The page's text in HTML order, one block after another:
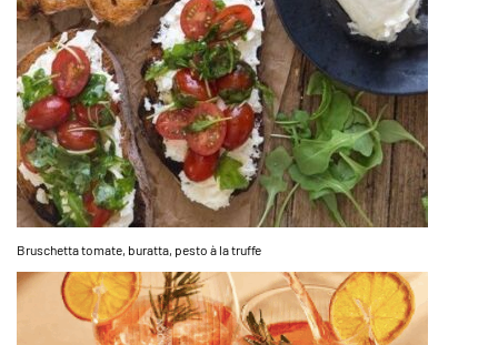
Bruschetta tomate, buratta, pesto à la truffe